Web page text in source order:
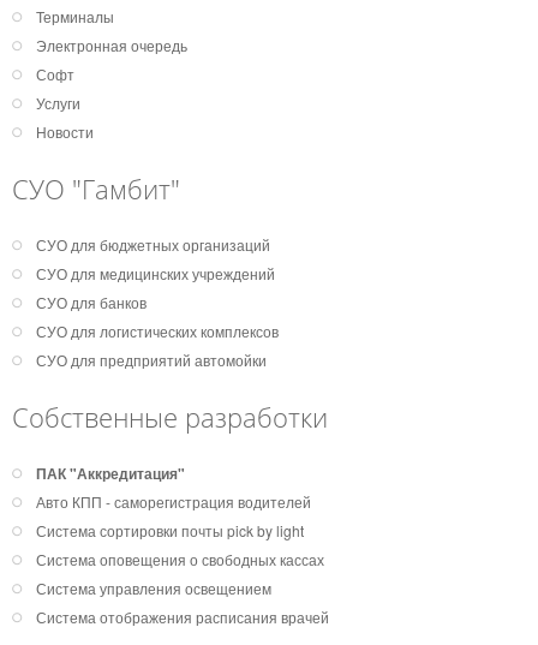
Терминалы
Электронная очередь
Софт
Услуги
Новости
СУО "Гамбит"
СУО для бюджетных организаций
СУО для медицинских учреждений
СУО для банков
СУО для логистических комплексов
СУО для предприятий автомойки
Собственные разработки
ПАК "Аккредитация"
Авто КПП - саморегистрация водителей
Система сортировки почты pick by light
Система оповещения о свободных кассах
Система управления освещением
Система отображения расписания врачей